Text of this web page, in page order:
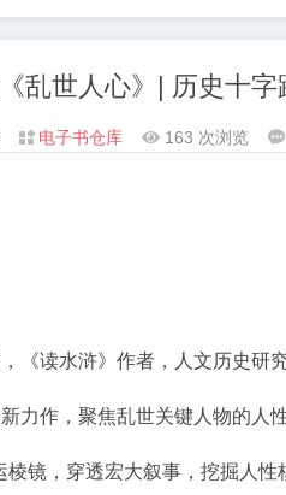
乱世人心》| 历史十
 电子书仓库  163 次浏览 
《读水浒》作者，人文历史研究
力作，聚焦乱世关键人物的人
镜，穿透宏大叙事，挖掘人性